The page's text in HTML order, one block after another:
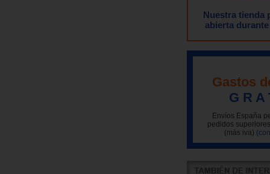
Nuestra tienda
abierta
Gastos
G R A
Envíos España
pedidos
(más iva)